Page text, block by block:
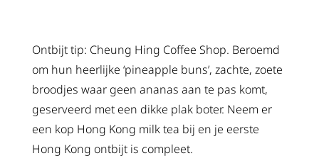
Ontbijttip: Cheung Hing Coffee Shop. Beroemd
om hun heerlijke ‘pineapple buns’, zachte, zoete
broodjes waar geen ananas aan te pas komt,
geserveerd met een dikke plak boter. Neem er
een kop Hong Kong milk tea bij en je eerste
Hong Kong ontbijt is compleet.